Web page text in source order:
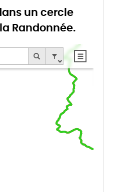
un cercle
Randonnée.